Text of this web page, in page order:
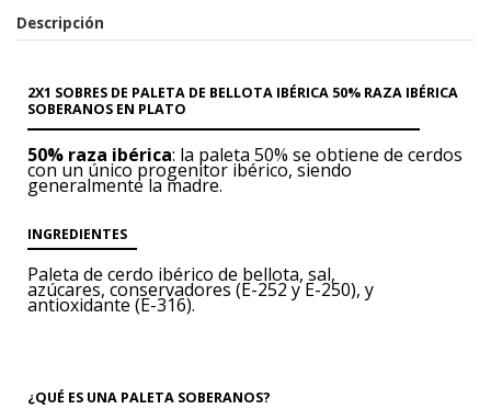
Descripción
2X1 SOBRES DE PALETA DE BELLOTA IBÉRICA 50% RAZA IBÉRICA
SOBERANOS EN PLATO
50% raza ibérica: la paleta 50% se obtiene de cerdos
con un único progenitor ibérico, siendo
generalmente la madre.
INGREDIENTES
Paleta de cerdo ibérico de bellota, sal,
azúcares, conservadores (E-252 y E-250), y
antioxidante (E-316).
¿QUÉ ES UNA PALETA SOBERANOS?